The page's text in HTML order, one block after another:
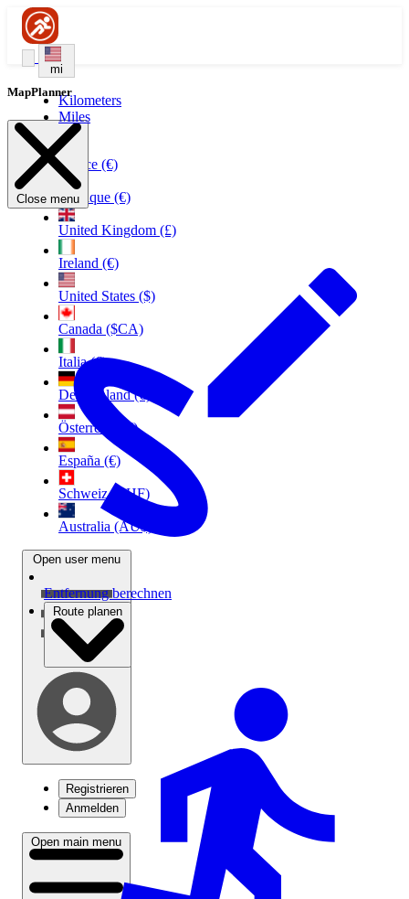
mi
Kilometers
Miles
France (€)
Belgique (€)
United Kingdom (£)
Ireland (€)
United States ($)
Canada ($CA)
Italia (€)
Deutschland (€)
Österreich (€)
España (€)
Schweiz (CHF)
Australia (AU$)
Open user menu
Registrieren
Anmelden
Open main menu
MapPlanner
Close menu
Entfernung berechnen
Route planen